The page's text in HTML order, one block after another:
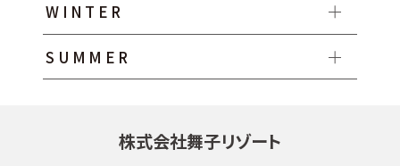
WINTER
SUMMER
株式会社舞子リゾート